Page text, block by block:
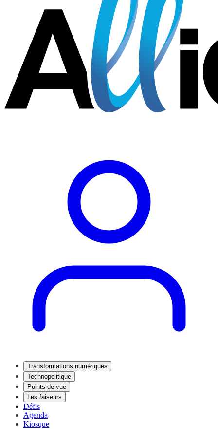
Transformations numériques
Technopolitique
Points de vue
Les faiseurs
Défis
Agenda
Kiosque